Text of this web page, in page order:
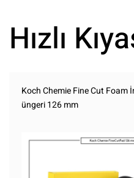
Hızlı
Koch Chemie Fine Cut Foam
üngeri 126 mm